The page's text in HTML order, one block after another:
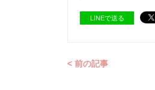
LINEで送る
< 前の記事